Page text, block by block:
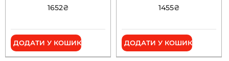
1652₴
ДОДАТИ У КОШИК
1455₴
ДОДАТИ У КОШИК